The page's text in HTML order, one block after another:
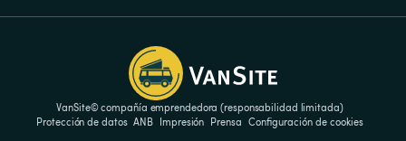
VanSite© compañía emprendedora (responsabilidad limitada)
Protección de datos ANB Impresión Prensa Configuración de cookies